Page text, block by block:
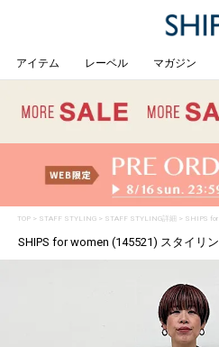
アイテム レーベル マガジン
TOP> STAFF STYLING> STAFF STYLING詳細 > SHIPS for
SHIPS for women (145521) スタイリ